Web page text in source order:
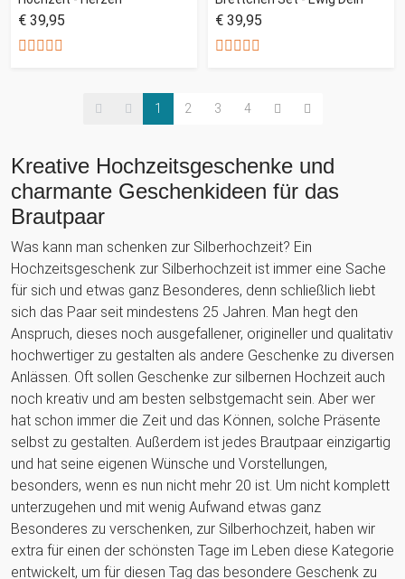
€ 39,95 € 39,95
1 2 3 4
Kreative Hochzeitsgeschenke und
charmante Geschenkideen für das
Brautpaar
Was kann man schenken zur Silberhochzeit? Ein
Hochzeitsgeschenk zur Silberhochzeit ist immer eine Sache
für sich und etwas ganz Besonderes, denn schließlich liebt
sich das Paar seit mindestens 25 Jahren. Man hegt den
Anspruch, dieses noch ausgefallener, origineller und qualitativ
hochwertiger zu gestalten als andere Geschenke zu diversen
Anlässen. Oft sollen Geschenke zur silbernen Hochzeit auch
noch kreativ und am besten selbstgemacht sein. Aber wer
hat schon immer die Zeit und das Können, solche Präsente
selbst zu gestalten. Außerdem ist jedes Brautpaar einzigartig
und hat seine eigenen Wünsche und Vorstellungen,
besonders, wenn es nun nicht mehr 20 ist. Um nicht komplett
unterzugehen und mit wenig Aufwand etwas ganz
Besonderes zu verschenken, zur Silberhochzeit, haben wir
extra für einen der schönsten Tage im Leben diese Kategorie
entwickelt, um für diesen Tag das besondere Geschenk zu